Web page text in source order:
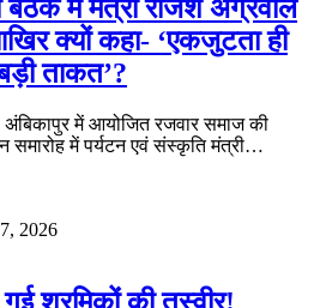
बैठक में मंत्री राजेश अग्रवाल
क्यों कहा- ‘एकजुटता ही
ताकत’?
में आयोजित रजवार समाज की
समारोह में पर्यटन एवं संस्कृति मंत्री…
2026
श्रमिकों की तस्वीर!